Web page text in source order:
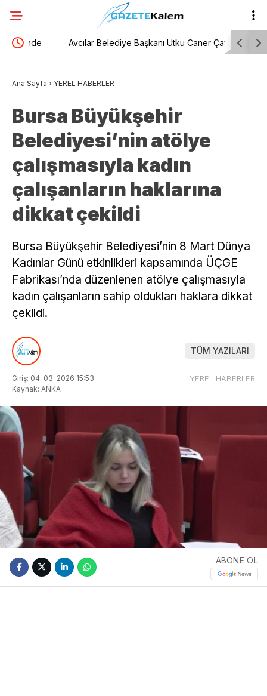
Avcılar Belediye Başkanı Utku Caner Çaykara ile DEM
Ana Sayfa › YEREL HABERLER
Bursa Büyükşehir
Belediyesi’nin atölye
çalışmasıyla kadın
çalışanların haklarına
dikkat çekildi
Bursa Büyükşehir Belediyesi’nin 8 Mart Dünya
Kadınlar Günü etkinlikleri kapsamında ÜÇGE
Fabrikası’nda düzenlenen atölye çalışmasıyla
kadın çalışanların sahip oldukları haklara dikkat
çekildi.
TÜM YAZILARI
Giriş: 04-03-2026 15:53
Kaynak: ANKA
YEREL HABERLER
ABONE OL